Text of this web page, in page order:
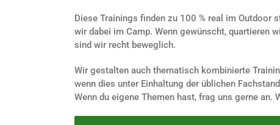
Diese Trainings finden zu 100 % real im Outdoor
wir dabei im Camp. Wenn gewünscht, quartieren
sind wir recht beweglich.
Wir gestalten auch thematisch kombinierte
wenn dies unter Einhaltung der üblichen
Wenn du eigene Themen hast, frag uns gerne an.